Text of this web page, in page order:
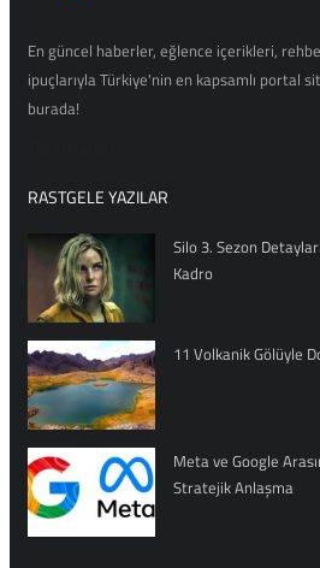
En güncel haberler, eğlence içerikleri,
ipuçlarıyla Türkiye'nin en kapsamlı portal
burada!
RASTGELE YAZILAR
Silo 3. Sezon
Kadro
11 Volkanik Gölüyle
Meta ve Google
Stratejik Anlaşma